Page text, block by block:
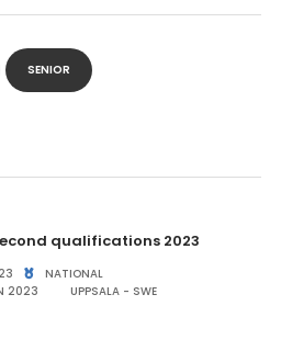
SENIOR
qualifications 2023
NATIONAL
2023
UPPSALA - SWE